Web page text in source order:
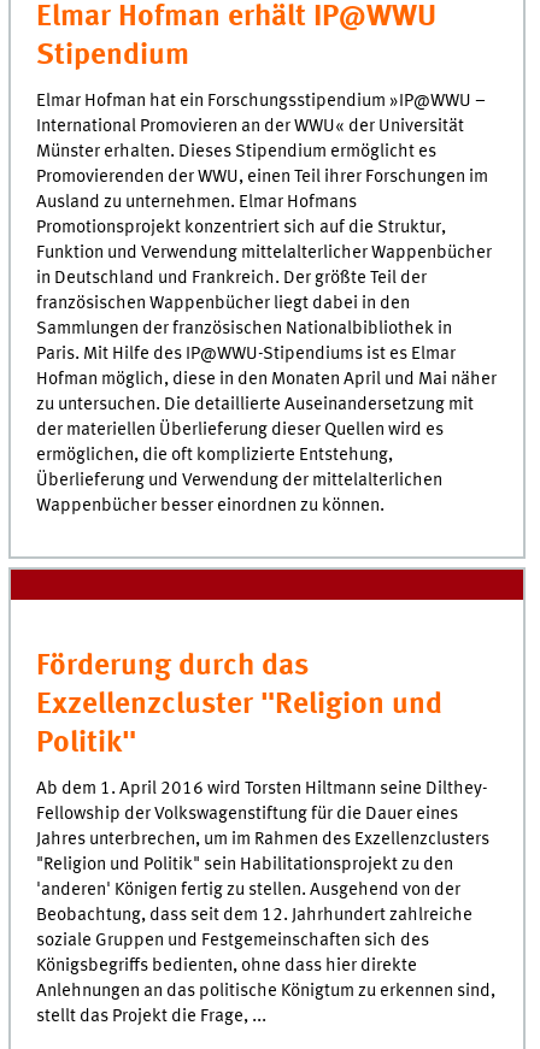
Elmar Hofman erhält IP@WWU
Stipendium
Elmar Hofman hat ein Forschungsstipendium »IP@WWU –
International Promovieren an der WWU« der Universität
Münster erhalten. Dieses Stipendium ermöglicht es
Promovierenden der WWU, einen Teil ihrer Forschungen im
Ausland zu unternehmen. Elmar Hofmans
Promotionsprojekt konzentriert sich auf die Struktur,
Funktion und Verwendung mittelalterlicher Wappenbücher
in Deutschland und Frankreich. Der größte Teil der
französischen Wappenbücher liegt dabei in den
Sammlungen der französischen Nationalbibliothek in
Paris. Mit Hilfe des IP@WWU-Stipendiums ist es Elmar
Hofman möglich, diese in den Monaten April und Mai näher
zu untersuchen. Die detaillierte Auseinandersetzung mit
der materiellen Überlieferung dieser Quellen wird es
ermöglichen, die oft komplizierte Entstehung,
Überlieferung und Verwendung der mittelalterlichen
Wappenbücher besser einordnen zu können.
Förderung durch das
Exzellenzcluster "Religion und
Politik"
Ab dem 1. April 2016 wird Torsten Hiltmann seine Dilthey-
Fellowship der Volkswagenstiftung für die Dauer eines
Jahres unterbrechen, um im Rahmen des Exzellenzclusters
"Religion und Politik" sein Habilitationsprojekt zu den
'anderen' Königen fertig zu stellen. Ausgehend von der
Beobachtung, dass seit dem 12. Jahrhundert zahlreiche
soziale Gruppen und Festgemeinschaften sich des
Königsbegriffs bedienten, ohne dass hier direkte
Anlehnungen an das politische Königtum zu erkennen sind,
stellt das Projekt die Frage, ...